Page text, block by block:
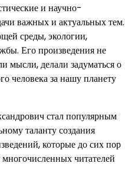
и научно-
важных и актуальных тем.
среды, экологии,
Его произведения не
мысли, делали задуматься о
человека за нашу планету
стал популярным
таланту создания
которые до сих пор
читателей